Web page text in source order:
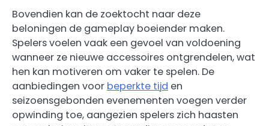
Bovendien kan de zoektocht naar deze
beloningen de gameplay boeiender maken.
Spelers voelen vaak een gevoel van voldoening
wanneer ze nieuwe accessoires ontgrendelen, wat
hen kan motiveren om vaker te spelen. De
aanbiedingen voor beperkte tijd en
seizoensgebonden evenementen voegen verder
opwinding toe, aangezien spelers zich haasten